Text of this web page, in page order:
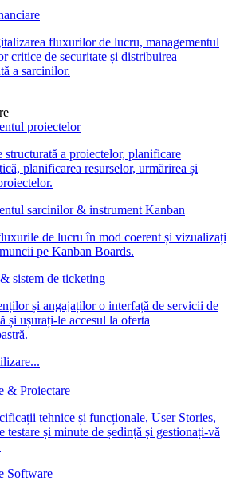
fluxurilor de lucru, managementul
critice de securitate și distribuirea
a sarcinilor.
proiectelor
structurată a proiectelor, planificare
planificarea resurselor, urmărirea și
sarcinilor & instrument Kanban
de lucru în mod coerent și vizualizați
pe Kanban Boards.
sistem de ticketing
și angajaților o interfață de servicii de
și ușurați-le accesul la oferta
& Proiectare
tehnice și funcționale, User Stories,
testare și minute de ședință și gestionați-vă
Software